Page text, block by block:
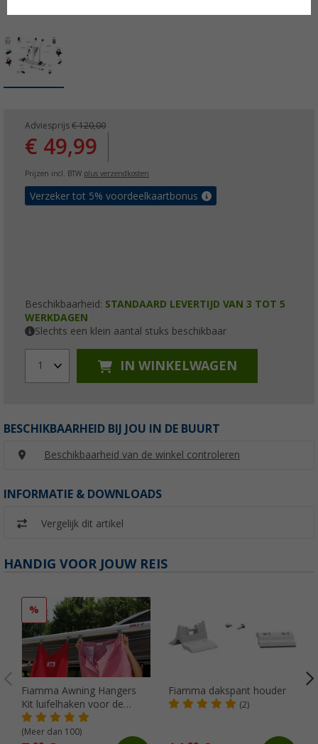
Adviesprijs € 120,00
€ 49,99
Prijzen incl. BTW plus verzendkosten
Verzeker tot 5% voordeelkaartbonus
Beschikbaarheid: STANDAARD LEVERTIJD VAN 3 TOT 5
WERKDAGEN
Slechts een klein aantal stuks beschikbaar
1 IN WINKELWAGEN
BESCHIKBAARHEID BIJ JOU IN DE BUURT
Beschikbaarheid van de winkel controleren
INFORMATIE & DOWNLOADS
Vergelijk dit artikel
HANDIG VOOR JOUW REIS
%
Fiamma Awning Hangers
Kit luifelhaken voor de
peesgeleider
(Meer dan 100)
Fiamma dakspant houder
(2)